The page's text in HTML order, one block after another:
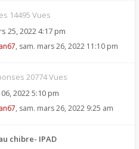
14495 Vues
25, 2022 4:17 pm
, sam. mars 26, 2022 11:10 pm
20774 Vues
2022 5:10 pm
, sam. mars 26, 2022 9:25 am
chibre- IPAD